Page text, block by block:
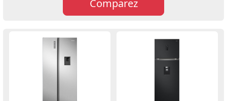
Comparez